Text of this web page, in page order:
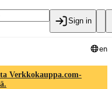
Sign in
en
Verkkokauppa.com-